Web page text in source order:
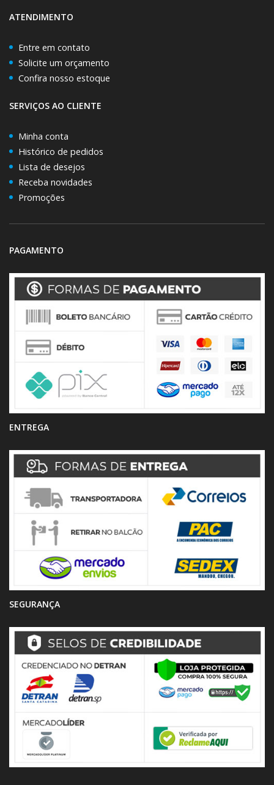
ATENDIMENTO
Entre em contato
Solicite um orçamento
Confira nosso estoque
SERVIÇOS AO CLIENTE
Minha conta
Histórico de pedidos
Lista de desejos
Receba novidades
Promoções
PAGAMENTO
ENTREGA
SEGURANÇA